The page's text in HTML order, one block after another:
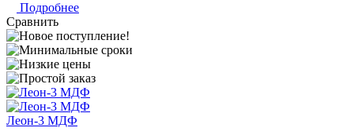
Подробнее
Сравнить
Леон-3 МДФ